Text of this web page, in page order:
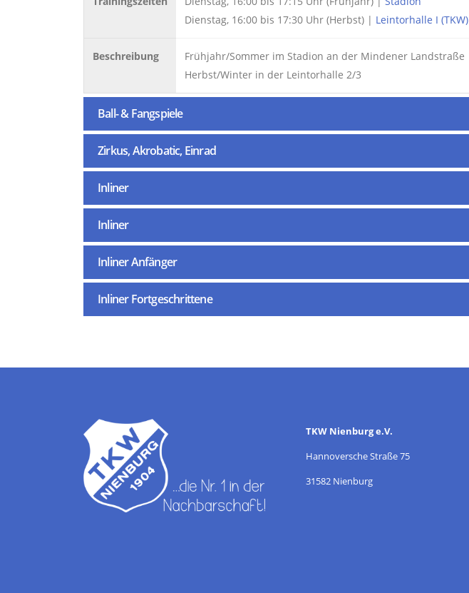
Dienstag, 16:00 bis 17:30 Uhr (Herbst) | Leintorhalle I (TKW)
Beschreibung
Frühjahr/Sommer im Stadion an der Mindener Landstraße
Herbst/Winter in der Leintorhalle 2/3
Ball- & Fangspiele
Zirkus, Akrobatic, Einrad
Inliner
Inliner
Inliner Anfänger
Inliner Fortgeschrittene
TKW Nienburg e.V.
Hannoversche Straße 75
31582 Nienburg